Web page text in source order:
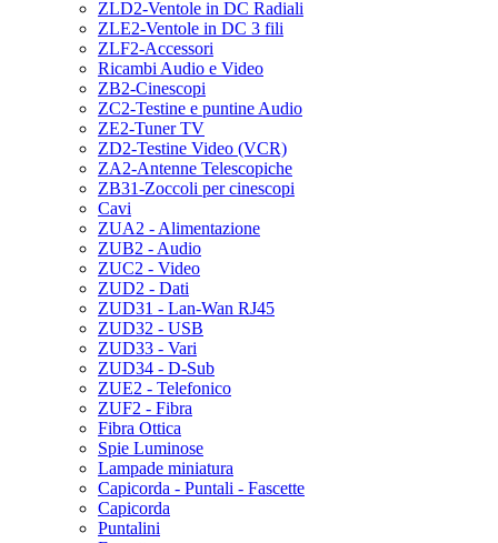
ZLD2-Ventole in DC Radiali
ZLE2-Ventole in DC 3 fili
ZLF2-Accessori
Ricambi Audio e Video
ZB2-Cinescopi
ZC2-Testine e puntine Audio
ZE2-Tuner TV
ZD2-Testine Video (VCR)
ZA2-Antenne Telescopiche
ZB31-Zoccoli per cinescopi
Cavi
ZUA2 - Alimentazione
ZUB2 - Audio
ZUC2 - Video
ZUD2 - Dati
ZUD31 - Lan-Wan RJ45
ZUD32 - USB
ZUD33 - Vari
ZUD34 - D-Sub
ZUE2 - Telefonico
ZUF2 - Fibra
Fibra Ottica
Spie Luminose
Lampade miniatura
Capicorda - Puntali - Fascette
Capicorda
Puntalini